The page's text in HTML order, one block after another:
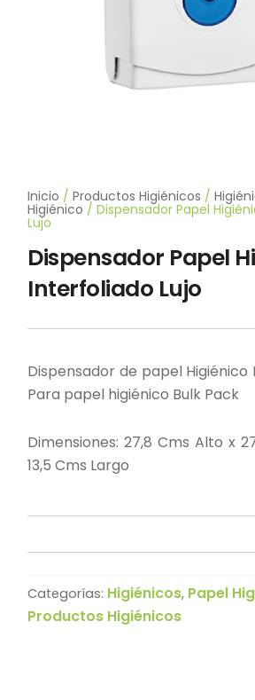
Inicio /Productos Higiénicos /
Higiénico / Dispensador Papel
Lujo
Dispensador Papel
Interfoliado Lujo
Dispensador de papel Higiénico
Para papel higiénico Bulk Pack
Dimensiones: 27,8 Cms Alto x
13,5 Cms Largo
Categorías: Higiénicos, Papel
Productos Higiénicos